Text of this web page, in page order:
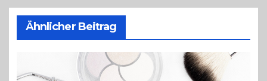
Ähnlicher Beitrag